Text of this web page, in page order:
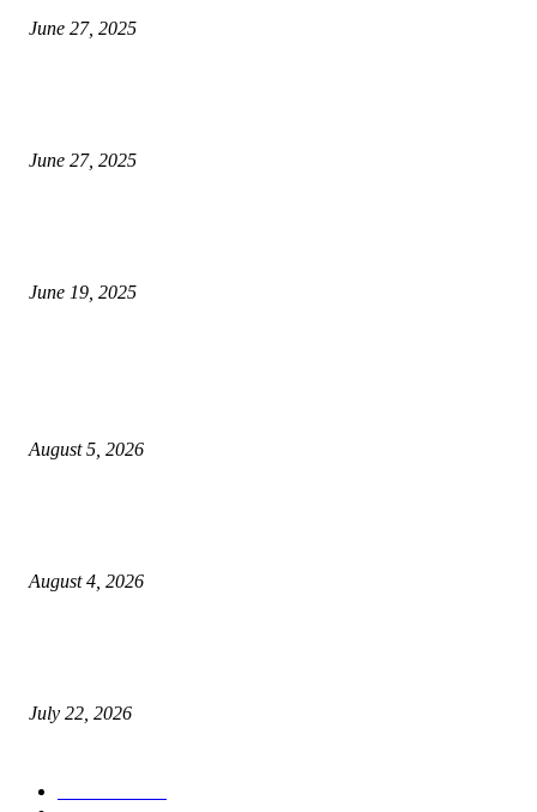
June 27, 2025
June 27, 2025
June 19, 2025
August 5, 2026
August 4, 2026
July 22, 2026